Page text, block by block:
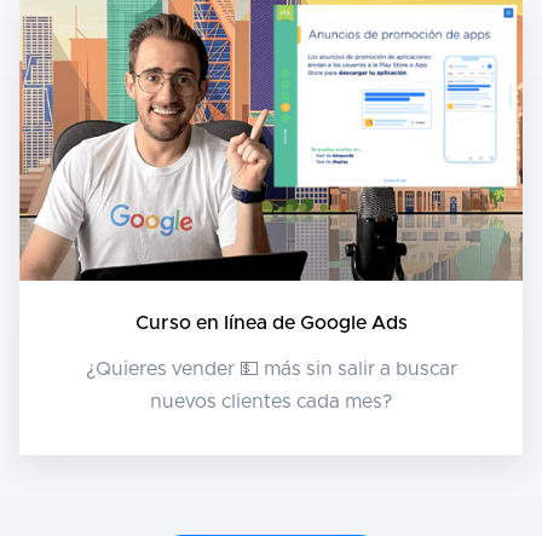
Curso en línea de Google Ads
¿Quieres vender 💵 más sin salir a buscar
nuevos clientes cada mes?